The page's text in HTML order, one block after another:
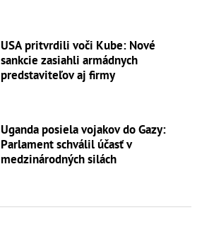
USA pritvrdili voči Kube: Nové
sankcie zasiahli armádnych
predstaviteľov aj firmy
Uganda posiela vojakov do Gazy:
Parlament schválil účasť v
medzinárodných silách